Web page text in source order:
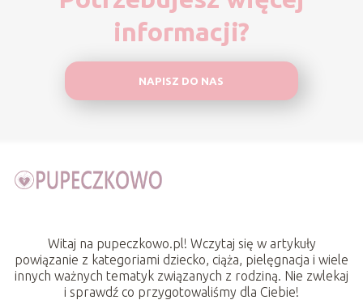
informacji?
NAPISZ DO NAS
Witaj na pupeczkowo.pl! Wczytaj się w artykuły
powiązanie z kategoriami dziecko, ciąża, pielęgnacja i wiele
innych ważnych tematyk związanych z rodziną. Nie zwlekaj
i sprawdź co przygotowaliśmy dla Ciebie!